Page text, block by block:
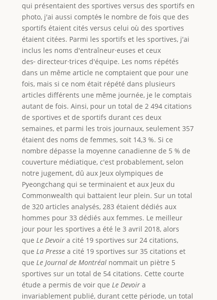
qui présentaient des sportives versus des sportifs en
photo, j'ai aussi comptésle nombre de fois que des
sportifs étaient cités versus celui où des sportives
étaient citées. Parmi les sportifs et les sportives, j'ai
inclus les noms d'entraîneur·euses et ceux
des directeur·trices d'équipe. Les noms répétés
dans un même article ne comptaient que pour une
fois, mais si ce nom était répété dans plusieurs
articles différents une même journée, je le comptais
autant de fois. Ainsi, pour un total de 2 494 citations
de sportives et de sportifs durant ces deux
semaines, et parmi les trois journaux, seulement 357
étaient des noms de femmes, soit 14,3 %. Si ce
nombre dépasse la moyenne canadienne de 5 % de
couverture médiatique, c'est probablement, selon
notre jugement, dû aux Jeux olympiques de
Pyeongchang qui se terminaient et aux Jeux du
Commonwealth qui battaient leur plein. Sur un total
de 320 articles analysés, 283 étaient dédiés aux
hommes pour 33 dédiés aux femmes. Le meilleur
jour pour les sportives a été le 3 avril 2018, alors
que Le Devoira cité 19 sportives sur 24 citations,
que La Presse a cité 19 sportives sur 35 citations et
que Le Journal de Montréal nommait un piètre 5
sportives sur un total de 54 citations. Cette courte
étude a permis de voir que Le Devoira
invariablement publié, durant cette période, un total